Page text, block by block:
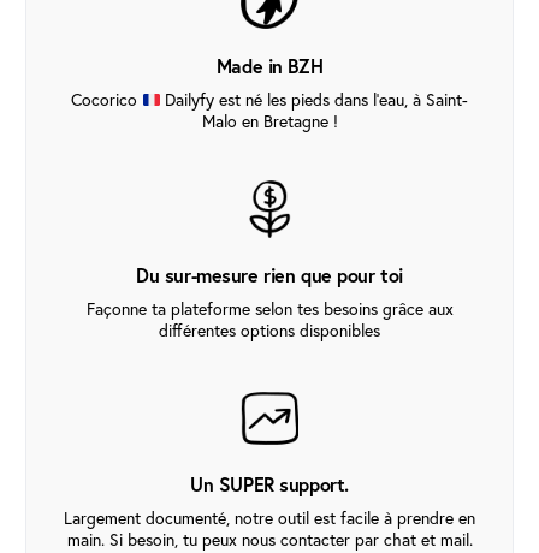
Made in BZH
Cocorico
Dailyfy est né les pieds dans l’eau, à Saint-
Malo en Bretagne !
Du sur-mesure rien que pour toi
Façonne ta plateforme selon tes besoins grâce aux
différentes options disponibles
Un SUPER support.
Largement documenté, notre outil est facile à prendre en
main. Si besoin, tu peux nous contacter par chat et mail.